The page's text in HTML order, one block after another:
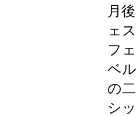
月
ェ
フ
ベ
の
シ